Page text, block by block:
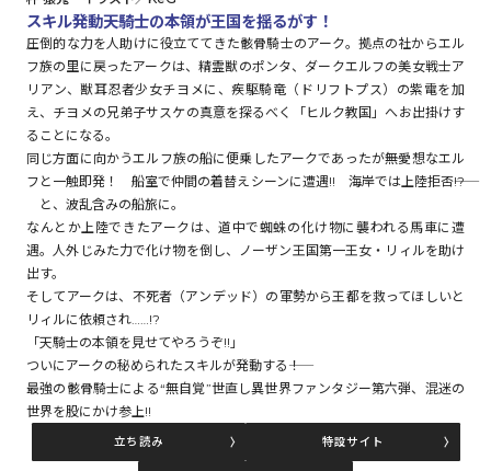
コミッククリエ
リキューレ
コミックパルフェ
閉じる
スキル発動――天騎士の本領が王国を揺るがす！
圧倒的な力を人助けに役立ててきた骸骨騎士のアーク。拠点の社からエル
フ族の里に戻ったアークは、精霊獣のポンタ、ダークエルフの美女戦士ア
リアン、獣耳忍者少女チヨメに、疾駆騎竜（ドリフトプス）の紫電を加
え、チヨメの兄弟子サスケの真意を探るべく「ヒルク教国」へお出掛けす
ることになる。
同じ方面に向かうエルフ族の船に便乗したアークであったが――無愛想なエル
フと一触即発！ 船室で仲間の着替えシーンに遭遇!! 海岸では上陸拒否――!?
と、波乱含みの船旅に。
なんとか上陸できたアークは、道中で蜘蛛の化け物に襲われる馬車に遭
遇。人外じみた力で化け物を倒し、ノーザン王国第一王女・リィルを助け
出す。
そしてアークは、不死者（アンデッド）の軍勢から王都を救ってほしいと
リィルに依頼され……!?
「天騎士の本領を見せてやろうぞ!!」
ついにアークの秘められたスキルが発動する――！
最強の骸骨騎士による“無自覚”世直し異世界ファンタジー第六弾、混迷の
世界を股にかけ参上!!
立ち読み 特設サイト